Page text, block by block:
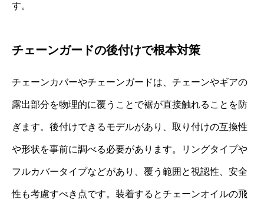
す。
チェーンガードの後付けで根本対策
チェーンカバーやチェーンガードは、チェーンやギアの
露出部分を物理的に覆うことで裾が直接触れることを防
ぎます。後付けできるモデルがあり、取り付けの互換性
や形状を事前に調べる必要があります。リングタイプや
フルカバータイプなどがあり、覆う範囲と視認性、安全
性も考慮すべき点です。装着するとチェーンオイルの飛